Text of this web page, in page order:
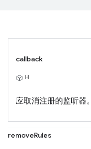
callback
H
应取消注册的监听器。
removeRules